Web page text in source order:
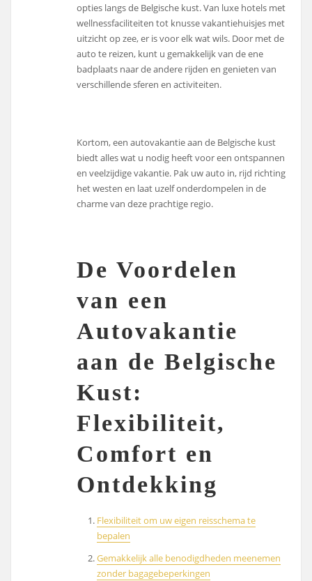
opties langs de Belgische kust. Van luxe hotels met
wellnessfaciliteiten tot knusse vakantiehuisjes met
uitzicht op zee, er is voor elk wat wils. Door met de
auto te reizen, kunt u gemakkelijk van de ene
badplaats naar de andere rijden en genieten van
verschillende sferen en activiteiten.
Kortom, een autovakantie aan de Belgische kust
biedt alles wat u nodig heeft voor een ontspannen
en veelzijdige vakantie. Pak uw auto in, rijd richting
het westen en laat uzelf onderdompelen in de
charme van deze prachtige regio.
De Voordelen
van een
Autovakantie
aan de Belgische
Kust:
Flexibiliteit,
Comfort en
Ontdekking
Flexibiliteit om uw eigen reisschema te
bepalen
Gemakkelijk alle benodigdheden meenemen
zonder bagagebeperkingen